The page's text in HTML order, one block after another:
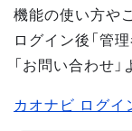
機能の使い方や
ログイン後「管
「お問い合わせ」
カオナビ ログイ